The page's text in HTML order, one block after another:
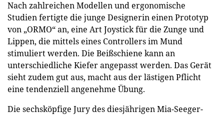
Nach zahlreichen Modellen und ergonomische
Studien fertigte die junge Designerin einen Prototyp
von „ORMO“ an, eine Art Joystick für die Zunge und
Lippen, die mittels eines Controllers im Mund
stimuliert werden. Die Beißschiene kann an
unterschiedliche Kiefer angepasst werden. Das Gerät
sieht zudem gut aus, macht aus der lästigen Pflicht
eine tendenziell angenehme Übung.
Die sechsköpfige Jury des diesjährigen Mia-Seeger-